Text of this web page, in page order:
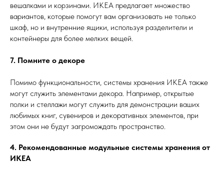
вешалками и корзинами. ИКЕА предлагает множество
вариантов, которые помогут вам организовать не только
шкаф, но и внутренние ящики, используя разделители и
контейнеры для более мелких вещей.
7. Помните о декоре
Помимо функциональности, системы хранения ИКЕА также
могут служить элементами декора. Например, открытые
полки и стеллажи могут служить для демонстрации ваших
любимых книг, сувениров и декоративных элементов, при
этом они не будут загромождать пространство.
4. Рекомендованные модульные системы хранения от
ИКЕА